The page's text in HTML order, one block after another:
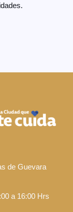
de Guevara
a 16:00 Hrs